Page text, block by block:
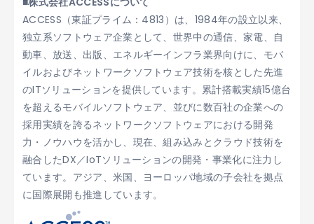
ACCESS（東証プライム：4813）は、1984年の設立以来、
独立系ソフトウェア企業として、世界中の通信、家電、自
動車、放送、出版、エネルギーインフラ業界向けに、モバ
イルおよびネットワークソフトウェア技術を核とした先進
のITソリューションを提供しています。累計搭載実績15億台
を超えるモバイルソフトウェア、並びに数百社の企業への
採用実績を誇るネットワークソフトウェアにおける開発
力・ノウハウを活かし、現在、組み込みとクラウド技術を
融合したDX／IoTソリューションの開発・事業化に注力し
ています。アジア、米国、ヨーロッパ地域の子会社を拠点
に国際展開も推進しています。